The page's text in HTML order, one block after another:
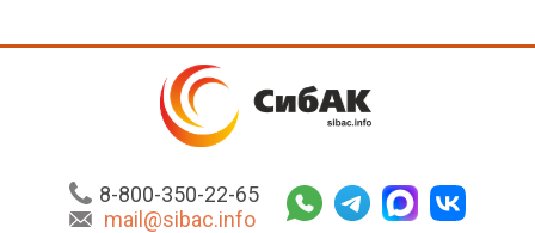
8-800-350-22-65
mail@sibac.info